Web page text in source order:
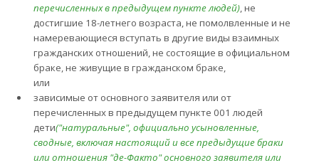
перечисленных в предыдущем пункте людей), не
достигшие 18-летнего возраста, не помолвленные и не
намеревающиеся вступать в другие виды взаимных
гражданских отношений, не состоящие в официальном
браке, не живущие в гражданском браке,
или
зависимые от основного заявителя или от
перечисленных в предыдущем пункте 001 людей
дети("натуральные", официально усыновленные,
сводные, включая настоящий и все предыдущие браки
или отношения "де-Факто" основного заявителя или